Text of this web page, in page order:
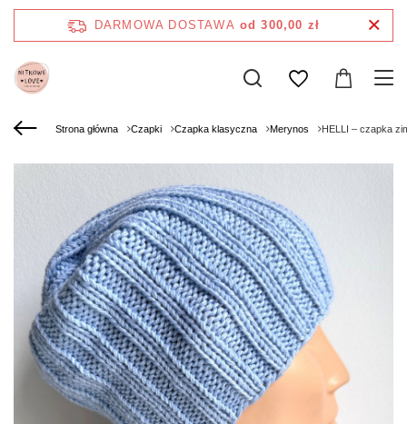
DARMOWA DOSTAWA od 300,00 zł
Strona główna Czapki Czapka klasyczna Merynos HELLI – czapka